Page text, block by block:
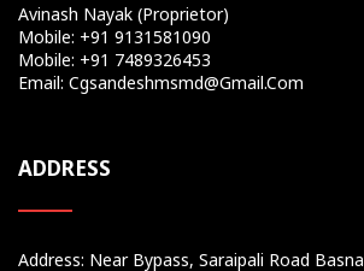
Avinash Nayak (Proprietor)
Mobile: +91 9131581090
Mobile: +91 7489326453
Email: Cgsandeshmsmd@gmail.com
ADDRESS
Address: Near Bypass, Saraipali Road Basna